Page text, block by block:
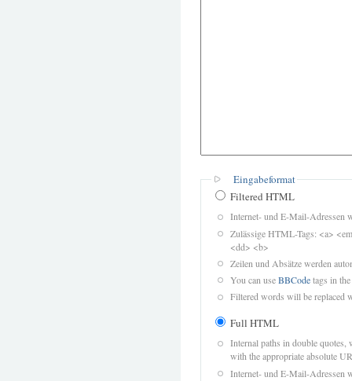
Eingabeformat
Filtered HTML
Internet- und E-Mail-Adressen
Zulässige HTML-Tags: <a>
<dd> <b>
Zeilen und Absätze werden
You can useBBCodetags in
Filtered words will be replaced
Full HTML
Internal paths in double quotes,
with the appropriate absolute
Internet- und E-Mail-Adressen